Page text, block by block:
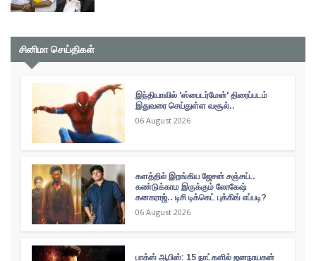
சினிமா செய்திகள்
இந்தியாவில் 'ஸ்பைடர்மேன்' திரைப்படம்
இதுவரை செய்துள்ள வசூல்..
06 August 2026
களத்தில் இறங்கிய ஜேசன் சஞ்சய்..
கண்டுக்காம இருக்கும் லோகேஷ்
கனகராஜ்.. டிசி டிக்கெட் புக்கிங் எப்படி?
06 August 2026
பாக்ஸ் ஆபிஸ்: 15 நாட்களில் ஜனநாயகன்